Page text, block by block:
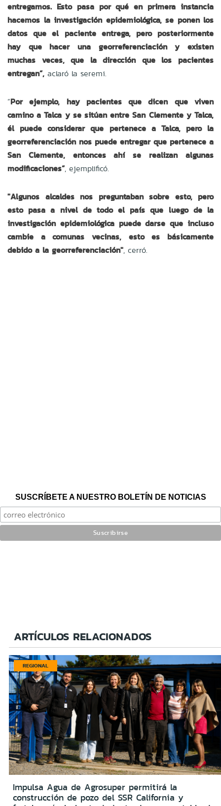
entregamos. Esto pasa por qué en primera instancia
hacemos la investigación epidemiológica, se ponen los
datos que el paciente entrega, pero posteriormente
hay que hacer una georreferenciación y existen
muchas veces, que la dirección que los pacientes
entregan”, aclaró la seremi.
“Por ejemplo, hay pacientes que dicen que viven
camino a Talca y se sitúan entre San Clemente y Talca,
él puede considerar que pertenece a Talca, pero la
georreferenciación nos puede entregar que pertenece a
San Clemente, entonces ahí se realizan algunas
modificaciones”, ejemplificó.
"Algunos alcaldes nos preguntaban sobre esto, pero
esto pasa a nivel de todo el país que luego de la
investigación epidemiológica puede darse que incluso
cambie a comunas vecinas, esto es básicamente
debido a la georreferenciación", cerró.
SUSCRÍBETE A NUESTRO BOLETÍN DE NOTICIAS
ARTÍCULOS RELACIONADOS
REGIONAL
Impulsa Agua de Agrosuper permitirá la
construcción de pozo del SSR California y